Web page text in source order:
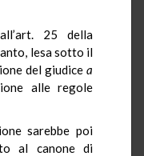
25 della
lesa sotto il
del giudice a
alle regole
sarebbe poi
al canone di